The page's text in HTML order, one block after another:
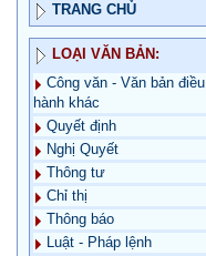
TRANG CHỦ
LOẠI VĂN BẢN:
Công văn - Văn bản điều
hành khác
Quyết định
Nghị Quyết
Thông tư
Chỉ thị
Thông báo
Luật - Pháp lệnh